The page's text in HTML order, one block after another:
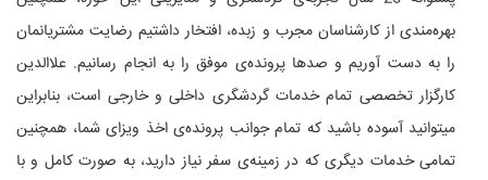
بهره‌مندی از کارشناسان مجرب و زبده، افتخار داشتیم رضایت مشتریانمان
را به دست آوریم و صدها پرونده‌ی موفق را به انجام رسانیم. علاالدین
کارگزار تخصصی تمام خدمات گردشگری داخلی و خارجی است، بنابراین
میتوانید آسوده باشید که تمام جوانب پرونده‌ی اخذ ویزای شما، همچنین
تمامی خدمات دیگری که در زمینه‌ی سفر نیاز دارید، به صورت کامل و با